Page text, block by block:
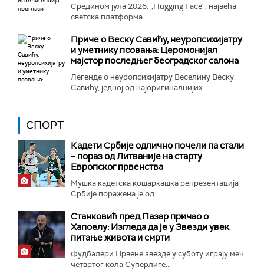
Средином јула 2026. „Hugging Face“, највећа
светска платформа...
Приче о Веску Савићу, неуропсихијатру
и уметнику псовања: Церомонијал
мајстор последњег београдског салона
Легенде о неуропсихијатру Веселину Веску
Савићу, једној од најоригиналнијих...
СПОРТ
Кадети Србије одлично почели па стали
– пораз од Литваније на старту
Европског првенства
Мушка кадетска кошаркашка репрезентација
Србије поражена је од...
Станковић пред Пазар причао о
Хапоелу: Изгледа да је у Звезди увек
питање живота и смрти
Фудбалери Црвене звезде у суботу играју меч
четвртог кола Суперлиге...